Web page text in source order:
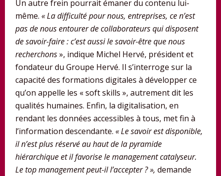
Un autre frein pourrait émaner du contenu lui-
même.« La difficulté pour nous, entreprises, ce n’est
pas de nous entourer de collaborateurs qui disposent
de savoir-faire : c’est aussi le savoir-être que nous
recherchons», indique Michel Hervé, président et
fondateur du Groupe Hervé. Il s’interroge sur la
capacité des formations digitales à développer ce
qu’on appelle les « soft skills », autrement dit les
qualités humaines. Enfin, la digitalisation, en
rendant les données accessibles à tous, met fin à
l’information descendante.« Le savoir est disponible,
il n’est plus réservé au haut de la pyramide
hiérarchique et il favorise le management catalyseur.
Le top management peut-il l’accepter ? », demande